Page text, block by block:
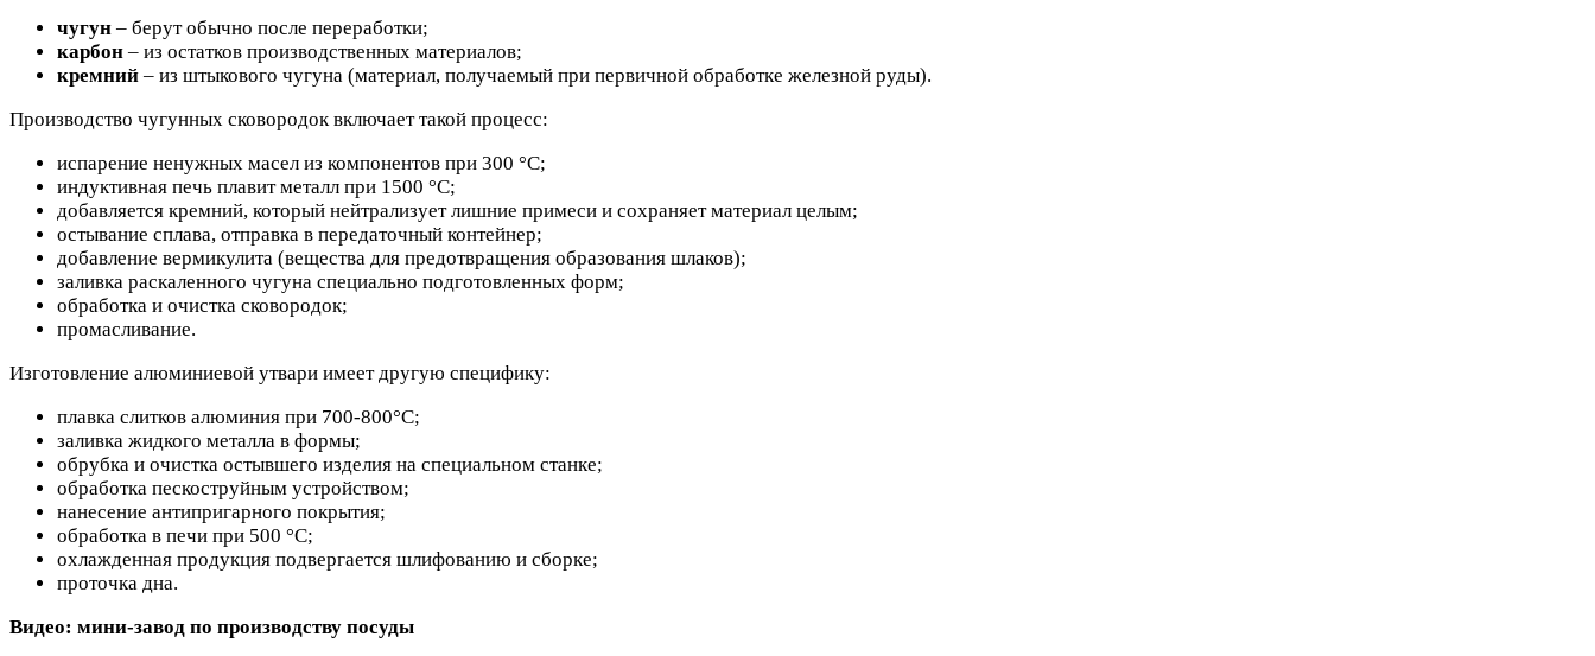
чугун – берут обычно после переработки;
карбон – из остатков производственных материалов;
кремний – из штыкового чугуна (материал, получаемый при первичной обработке железной руды).
Производство чугунных сковородок включает такой процесс:
испарение ненужных масел из компонентов при 300 °С;
индуктивная печь плавит металл при 1500 °С;
добавляется кремний, который нейтрализует лишние примеси и сохраняет материал целым;
остывание сплава, отправка в передаточный контейнер;
добавление вермикулита (вещества для предотвращения образования шлаков);
заливка раскаленного чугуна специально подготовленных форм;
обработка и очистка сковородок;
промасливание.
Изготовление алюминиевой утвари имеет другую специфику:
плавка слитков алюминия при 700-800°С;
заливка жидкого металла в формы;
обрубка и очистка остывшего изделия на специальном станке;
обработка пескоструйным устройством;
нанесение антипригарного покрытия;
обработка в печи при 500 °С;
охлажденная продукция подвергается шлифованию и сборке;
проточка дна.
Видео: мини-завод по производству посуды